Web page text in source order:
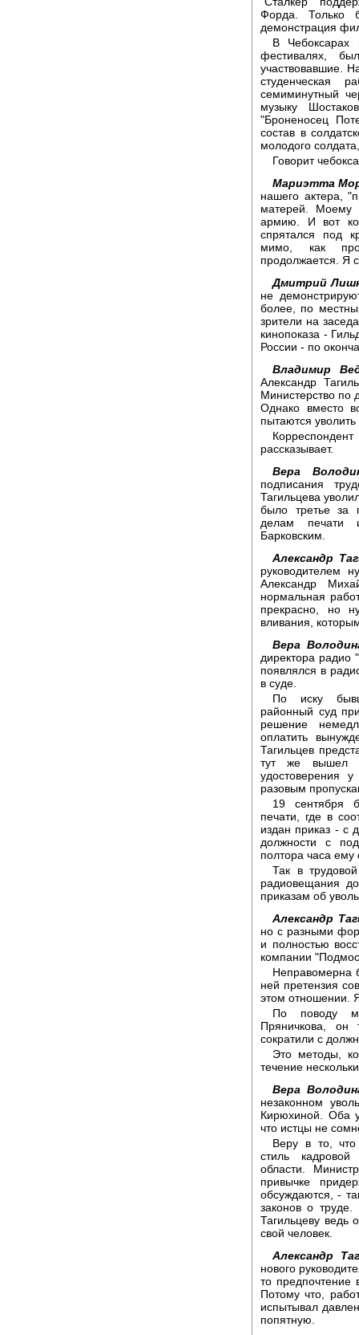
Форда. Только
демонстрация
В
фестивалях,
участвовавшие.
студенческая
семиминутный
музыку
"Броненосец
состав в
молодого
Говорит
Мариэтта
нашего актера,
матерей. Моему
армию. И вот
спрятался под
мимо, как
продолжается. Я
Дмитрий
не
более, по
зрители на
кинопоказа -
России - по
Владимир
Александр
Министерство по
Однако вместо
пытаются
рассказывает.
Вера
подписания
Тагильцева
было третье за
делам печати
Барковским.
Александр
руководителем
Александр
нормальная
прекрасно, но
вливания,
Вера
директора радио
появлялся в
в суде.
По иску
районный суд
решение
оплатить
Тагильцев
тут же вышел
удостоверения
разовым
19 сентября
печати, где в
издан приказ - с
должности с
полтора часа
Так в
радиовещания
приказам об
Александр
но с разными
и полностью
компании
Неправомерна
ней претензия
этом отношении.
По поводу
Пряничкова, он
сократили с
Это методы,
течение
Вера
незаконном
Кирюхиной. Оба
что истцы не
Веру в то,
стиль кадровой
области.
привычке
обсуждаются, -
законов о труде.
Тагильцеву ведь
свой человек.
Александр
нового
то
Потому что,
испытывал
попятную.